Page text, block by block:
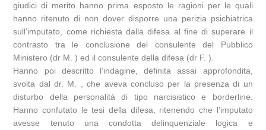
giudici di merito hanno prima esposto le ragioni per le quali
hanno ritenuto di non dover disporre una perizia psichiatrica
sull’imputato, come richiesta dalla difesa al fine di superare il
contrasto tra le conclusione del consulente del Pubblico
Ministero (dr M. ) ed il consulente della difesa (dr F. ).
Hanno poi descritto l’indagine, definita assai approfondita,
svolta dal dr. M. , che aveva concluso per la presenza di un
disturbo della personalità di tipo narcisistico e borderline.
Hanno confutato le tesi della difesa, ritenendo che l’imputato
avesse tenuto una condotta delinquenziale logica e